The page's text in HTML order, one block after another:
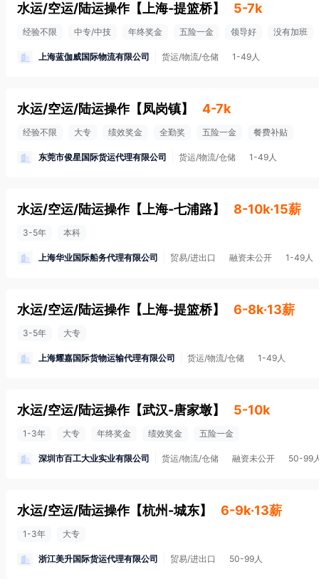
水运/空运/陆运操作 【 上海-提篮桥】 5-7k
经验不限 中专/中技 年终奖金 五险一金 领导好 没有加班
上海蓝伽威国际物流有限公司 货运/物流/仓储 1-49人
水运/空运/陆运操作 【凤岗镇】 4-7k
经验不限 大专 绩效奖金 全勤奖 五险一金 餐费补贴
东莞市俊星国际货运代理有限公司 货运/物流/仓储 1-49人
水运/空运/陆运操作 【 上海-七浦路】 8-10k·15薪
3-5年 本科
上海华业国际船务代理有限公司 贸易/进出口 融资未公开 1-49人
水运/空运/陆运操作 【 上海-提篮桥】 6-8k·13薪
3-5年 大专
上海耀嘉国际货物运输代理有限公司 货运/物流/仓储 1-49人
水运/空运/陆运操作 【武汉-唐家墩】 5-10k
1-3年 大专 年终奖金 绩效奖金 五险一金
深圳市百工大业实业有限公司 货运/物流/仓储 融资未公开 50-99
水运/空运/陆运操作 【杭州-城东】 6-9k·13薪
1-3年 大专
浙江美升国际货运代理有限公司 贸易/进出口 50-99人